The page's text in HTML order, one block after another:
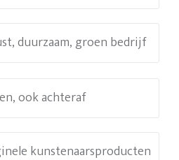
duurzaam, groen bedrijf
ook achteraf
kunstenaarsproducten